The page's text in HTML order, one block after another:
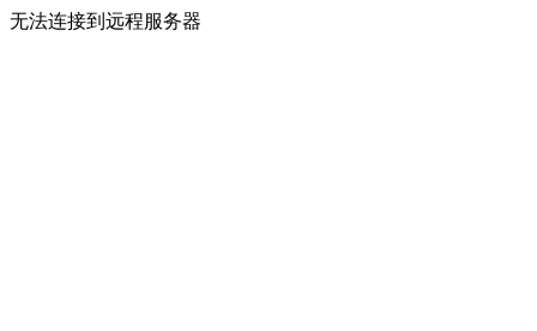
无法连接到远程服务器